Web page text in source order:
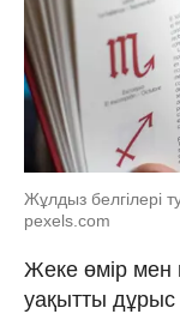
Жұлдыз белгілері
pexels.com
Жеке өмір мен
уақытты